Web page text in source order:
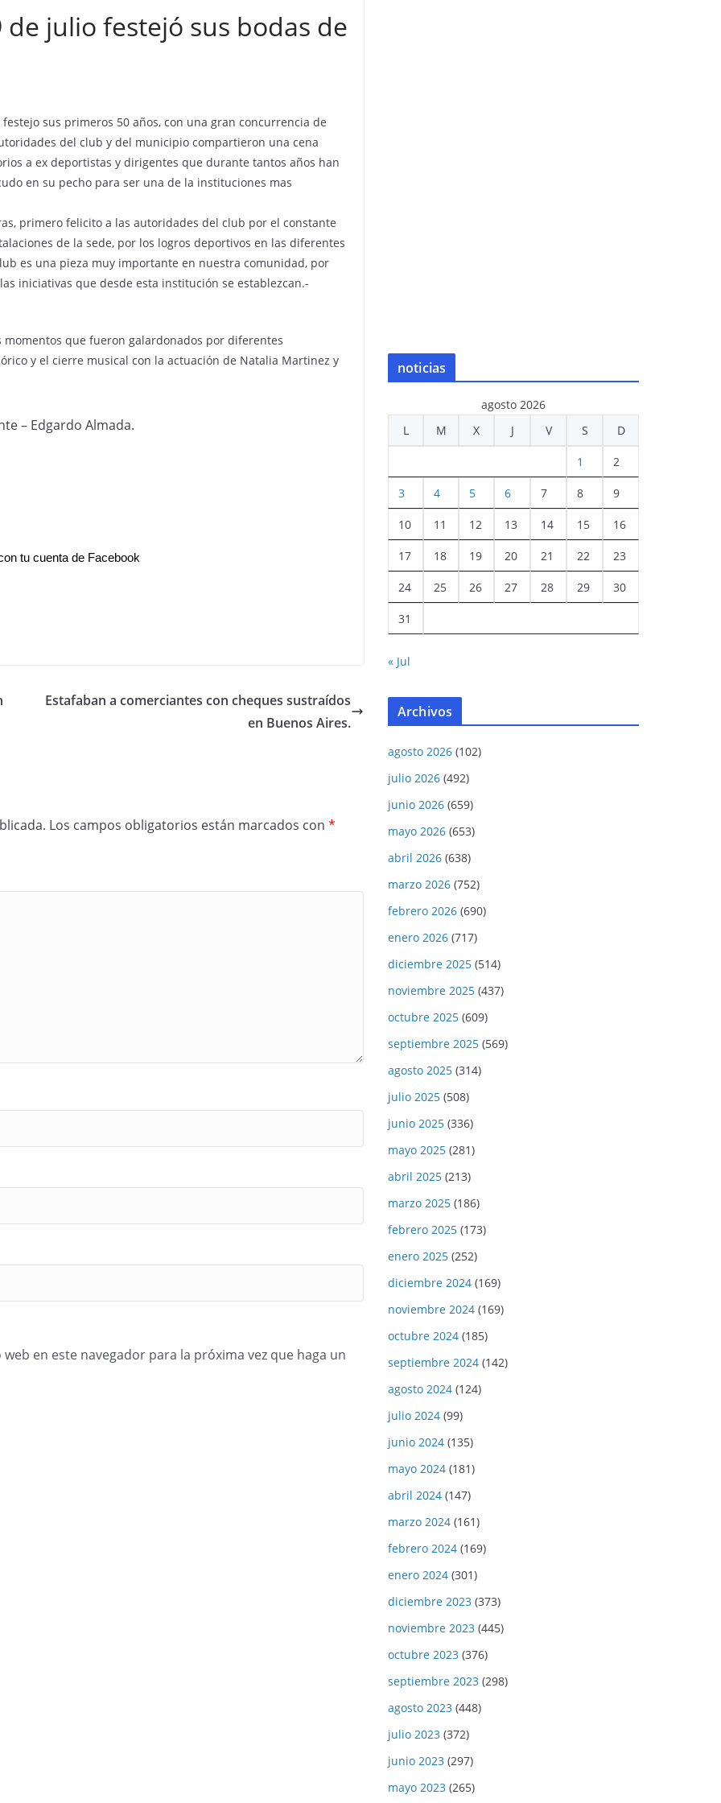
de julio festejó sus bodas de
sus primeros 50 años, con una gran concurrencia de
del club y del municipio compartieron una cena
a ex deportistas y dirigentes que durante tantos años han
en su pecho para ser una de la instituciones mas
primero felicito a las autoridades del club por el constante
de la sede, por los logros deportivos en las diferentes
es una pieza muy importante en nuestra comunidad, por
iniciativas que desde esta institución se establezcan.-
momentos que fueron galardonados por diferentes
y el cierre musical con la actuación de Natalia Martinez y
– Edgardo Almada.
tu cuenta de Facebook
Estafaban a comerciantes con cheques sustraídos
en Buenos Aires.
Los campos obligatorios están marcados con *
en este navegador para la próxima vez que haga un
noticias
agosto 2026
L
M X J V S D
1 2
3 4 5 6 7 8 9
10 11 12 13 14 15 16
17 18 19 20 21 22 23
24 25 26 27 28 29 30
31
« Jul
Archivos
agosto 2026 (102)
julio 2026 (492)
junio 2026 (659)
mayo 2026 (653)
abril 2026 (638)
marzo 2026 (752)
febrero 2026 (690)
enero 2026 (717)
diciembre 2025 (514)
noviembre 2025 (437)
octubre 2025 (609)
septiembre 2025 (569)
agosto 2025 (314)
julio 2025 (508)
junio 2025 (336)
mayo 2025 (281)
abril 2025 (213)
marzo 2025 (186)
febrero 2025 (173)
enero 2025 (252)
diciembre 2024 (169)
noviembre 2024 (169)
octubre 2024 (185)
septiembre 2024 (142)
agosto 2024 (124)
julio 2024 (99)
junio 2024 (135)
mayo 2024 (181)
abril 2024 (147)
marzo 2024 (161)
febrero 2024 (169)
enero 2024 (301)
diciembre 2023 (373)
noviembre 2023 (445)
octubre 2023 (376)
septiembre 2023 (298)
agosto 2023 (448)
julio 2023 (372)
junio 2023 (297)
mayo 2023 (265)